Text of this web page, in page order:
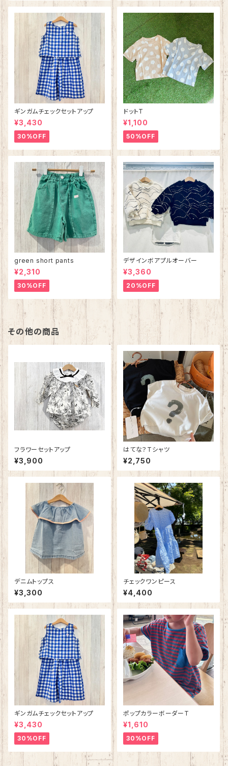
ギンガムチェックセットアップ
¥3,430
30%OFF
ドットT
¥1,100
50%OFF
green short pants
¥2,310
30%OFF
デザインボアプルオーバー
¥3,360
20%OFF
その他の商品
フラワーセットアップ
¥3,900
はてな？Tシャツ
¥2,750
デニムトップス
¥3,300
チェックワンピース
¥4,400
ギンガムチェックセットアップ
¥3,430
30%OFF
ポップカラーボーダーT
¥1,610
30%OFF